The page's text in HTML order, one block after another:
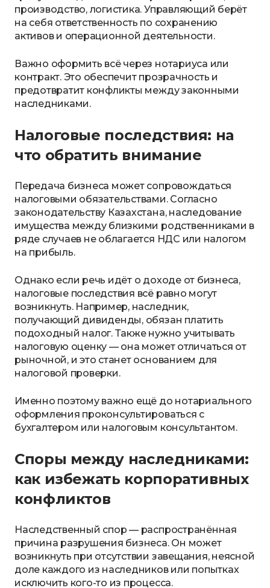
производство, логистика. Управляющий берёт
на себя ответственность по сохранению
активов и операционной деятельности.
Важно оформить всё через нотариуса или
контракт. Это обеспечит прозрачность и
предотвратит конфликты между законными
наследниками.
Налоговые последствия: на
что обратить внимание
Передача бизнеса может сопровождаться
налоговыми обязательствами. Согласно
законодательству Казахстана, наследование
имущества между близкими родственниками в
ряде случаев не облагается НДС или налогом
на прибыль.
Однако если речь идёт о доходе от бизнеса,
налоговые последствия всё равно могут
возникнуть. Например, наследник,
получающий дивиденды, обязан платить
подоходный налог. Также нужно учитывать
налоговую оценку — она может отличаться от
рыночной, и это станет основанием для
налоговой проверки.
Именно поэтому важно ещё до нотариального
оформления проконсультироваться с
бухгалтером или налоговым консультантом.
Споры между наследниками:
как избежать корпоративных
конфликтов
Наследственный спор — распространённая
причина разрушения бизнеса. Он может
возникнуть при отсутствии завещания, неясной
доле каждого из наследников или попытках
исключить кого-то из процесса.